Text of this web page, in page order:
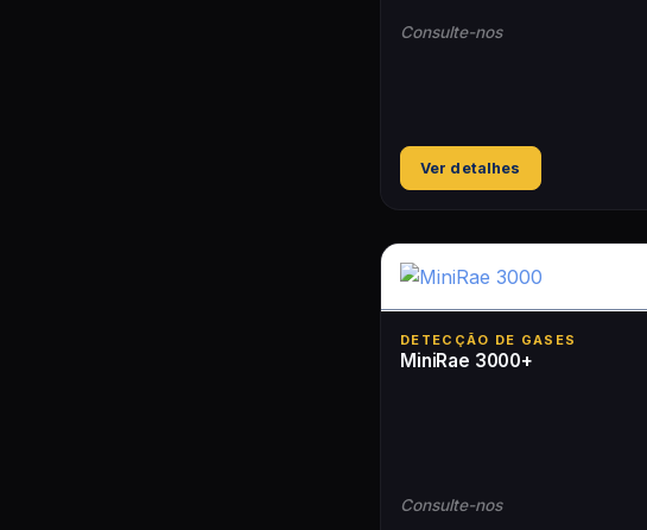
Consulte-nos
Ver detalhes
DETECÇÃO DE GASES
MiniRae 3000+
Consulte-nos